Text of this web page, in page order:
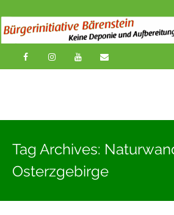
News
Tag Archives:
Osterzgebirge